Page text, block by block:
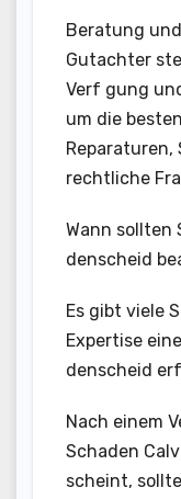
Beratung
Gutachter
Verf gung
um die
rechtliche
Wann sollten
denscheid
Es gibt viele
Expertise
denscheid
Nach einem
Schaden
scheint,